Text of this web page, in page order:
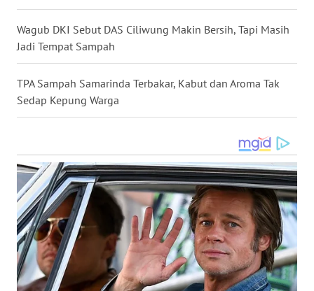
Wagub DKI Sebut DAS Ciliwung Makin Bersih, Tapi Masih
Jadi Tempat Sampah
TPA Sampah Samarinda Terbakar, Kabut dan Aroma Tak
Sedap Kepung Warga
WN
KALTARA
KALSEL
WN
SULSEL
WN
GORONTALO
WN